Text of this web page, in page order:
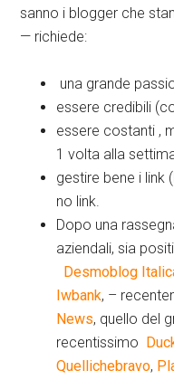
sanno i blogger che
— richiede:
una grande
essere credibili
essere costanti ,
1 volta alla
gestire bene i link
no link.
Dopo una
aziendali, sia
Desmoblog
Iwbank, –
News, quello del
recentissimo
Quellichebravo,